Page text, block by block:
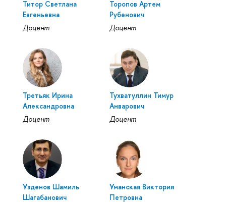
Титор Светлана
Евгеньевна
Доцент
Торопов Артем
Рубенович
Доцент
Третьяк Ирина
Александровна
Доцент
Тухватуллин Тимур
Анварович
Доцент
Узденов Шамиль
Шагабанович
Уманская Виктория
Петровна